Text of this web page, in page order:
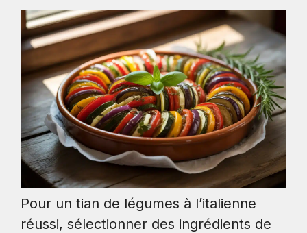
Pour un tian de légumes à l’italienne
réussi, sélectionner des ingrédients de